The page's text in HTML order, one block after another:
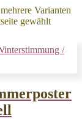
Varianten
gewählt